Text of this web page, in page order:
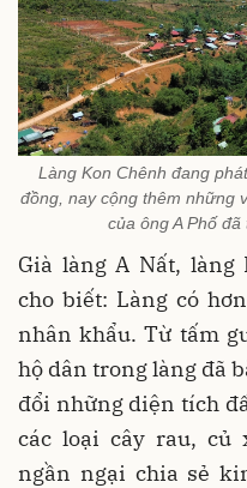
Làng Kon Chênh đang
đồng, nay cộng thêm những
của ông A Phố
Già làng A Nất, làng
cho biết: Làng có
nhân khẩu. Từ tấm
hộ dân trong làng đã
đổi những diện tích
các loại cây rau, củ
ngần ngại chia sẻ